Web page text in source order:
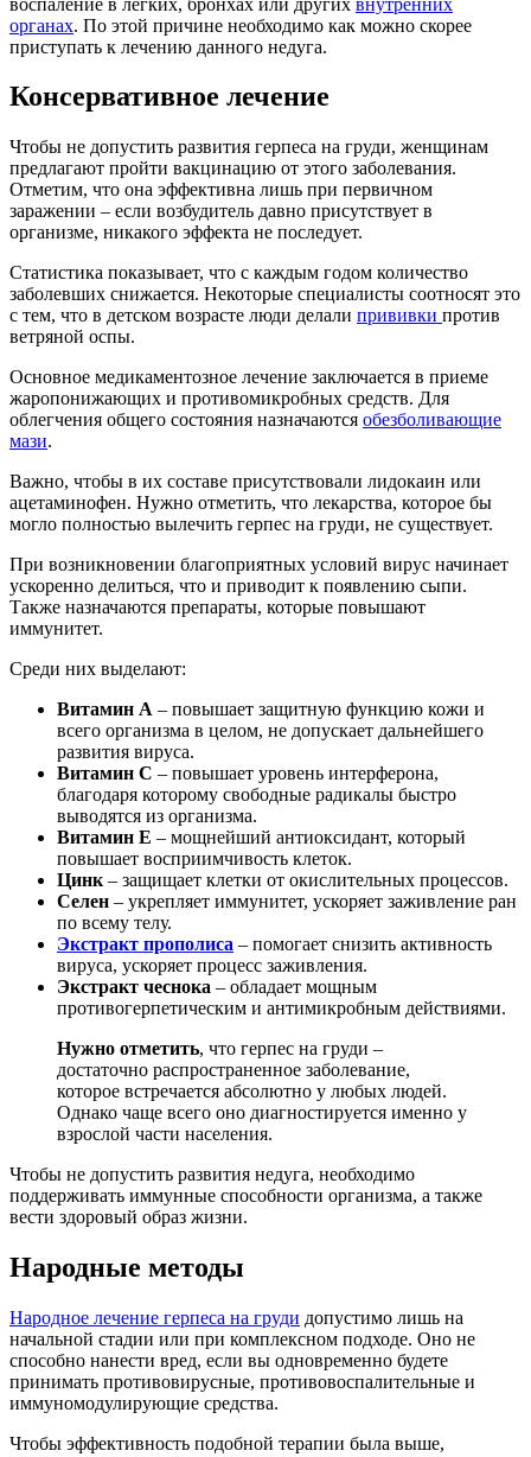
органах. По этой причине необходимо как можно скорее
приступать к лечению данного недуга.
Консервативное лечение
Чтобы не допустить развития герпеса на груди, женщинам
предлагают пройти вакцинацию от этого заболевания.
Отметим, что она эффективна лишь при первичном
заражении – если возбудитель давно присутствует в
организме, никакого эффекта не последует.
Статистика показывает, что с каждым годом количество
заболевших снижается. Некоторые специалисты соотносят это
с тем, что в детском возрасте люди делали прививки против
ветряной оспы.
Основное медикаментозное лечение заключается в приеме
жаропонижающих и противомикробных средств. Для
облегчения общего состояния назначаются обезболивающие
мази.
Важно, чтобы в их составе присутствовали лидокаин или
ацетаминофен. Нужно отметить, что лекарства, которое бы
могло полностью вылечить герпес на груди, не существует.
При возникновении благоприятных условий вирус начинает
ускоренно делиться, что и приводит к появлению сыпи.
Также назначаются препараты, которые повышают
иммунитет.
Среди них выделают:
Витамин А – повышает защитную функцию кожи и
всего организма в целом, не допускает дальнейшего
развития вируса.
Витамин С – повышает уровень интерферона,
благодаря которому свободные радикалы быстро
выводятся из организма.
Витамин Е – мощнейший антиоксидант, который
повышает восприимчивость клеток.
Цинк – защищает клетки от окислительных процессов.
Селен – укрепляет иммунитет, ускоряет заживление ран
по всему телу.
Экстракт прополиса – помогает снизить активность
вируса, ускоряет процесс заживления.
Экстракт чеснока – обладает мощным
противогерпетическим и антимикробным действиями.
Нужно отметить, что герпес на груди –
достаточно распространенное заболевание,
которое встречается абсолютно у любых людей.
Однако чаще всего оно диагностируется именно у
взрослой части населения.
Чтобы не допустить развития недуга, необходимо
поддерживать иммунные способности организма, а также
вести здоровый образ жизни.
Народные методы
Народное лечение герпеса на груди допустимо лишь на
начальной стадии или при комплексном подходе. Оно не
способно нанести вред, если вы одновременно будете
принимать противовирусные, противовоспалительные и
иммуномодулирующие средства.
Чтобы эффективность подобной терапии была выше,